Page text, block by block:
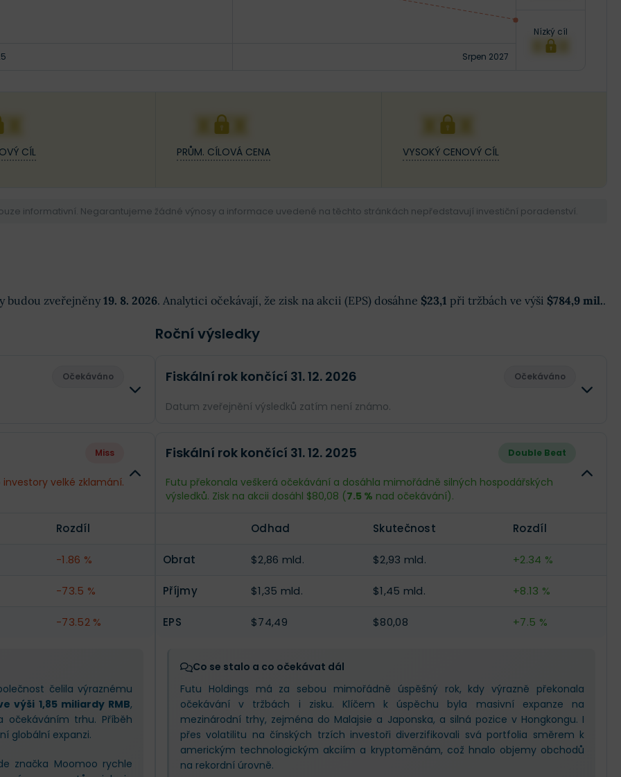
Srpen 2027
Nízký cíl
XXX
CÍL
XXX
PRŮM. CÍLOVÁ CENA
XXX
VYSOKÝ CENOVÝ CÍL
informativní. Negarantujeme žádné výnosy a informace uvedené na těchto stránkách nepředstavují investiční poradenství.
budou zveřejněny 19. 8. 2026. Analytici očekávají, že zisk na akcii (EPS) dosáhne $23,1 při tržbách ve výši $784,9 mil..
Očekáváno
--
Miss
velké zklamání.
Rozdíl
-1.86 %
-73.5 %
-73.52 %
čelila výraznému
výši 1,85 miliardy RMB,
očekáváním trhu. Příběh
globální expanzi.
značka Moomoo rychle
Roční výsledky
Fiskální rok končící 31. 12. 2026 Očekáváno
Datum zveřejnění výsledků zatím není známo.
Příjmy $1,3 mld. --
$71,39 -- --
Fiskální rok končící 31. 12. 2025 Double Beat
Futu překonala veškerá očekávání a dosáhla mimořádně silných hospodářských
výsledků. Zisk na akcii dosáhl $80,08 (7.5 % nad očekávání).
Odhad Skutečnost Rozdíl
Obrat $2,86 mld. $2,93 mld. +2.34 %
Příjmy $1,35 mld. $1,45 mld. +8.13 %
EPS $74,49 $80,08 +7.5 %
Co se stalo a co očekávat dál
Futu Holdings má za sebou mimořádně úspěšný rok, kdy výrazně překonala
očekávání v tržbách i zisku. Klíčem k úspěchu byla masivní expanze na
mezinárodní trhy, zejména do Malajsie a Japonska, a silná pozice v Hongkongu. I
přes volatilitu na čínských trzích investoři diverzifikovali svá portfolia směrem k
americkým technologickým akciím a kryptoměnám, což hnalo objemy obchodů
na rekordní úrovně.